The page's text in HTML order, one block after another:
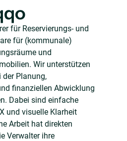
für Reservierungs- und
für (kommunale)
und
Wir unterstützen
der Planung,
finanziellen Abwicklung
Dabei sind einfache
und visuelle Klarheit
Arbeit hat direkten
Verwalter ihre